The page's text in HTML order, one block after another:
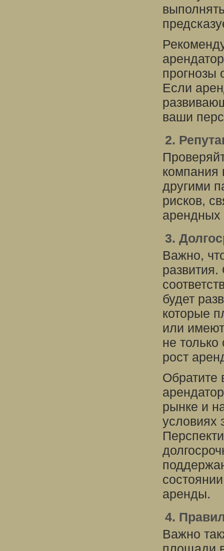
прогнозы
Если
ваши
2.
компания
другими
рисков,
арендных
3.
Важно,
развития.
будет
которые
или
не
рост
Обратите
рынке и
условиях
аренды.
4.
Важно